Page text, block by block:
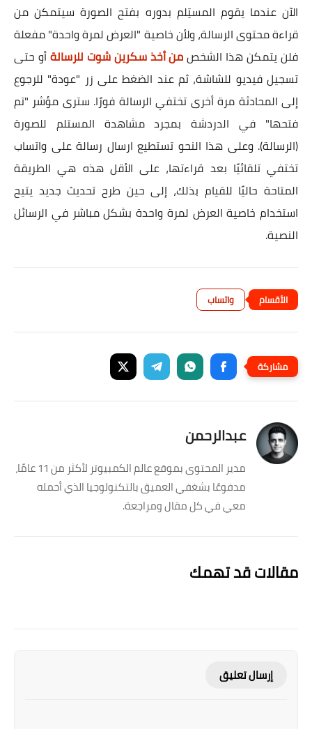
الآن عندما يقوم المستِلم بدوره بفتح الصورة سيتمكن من
قراءة محتوى الرسالة، ولأن خاصية "العرض لمرة واحدة" مفعلة
فلن يتمكن هذا الشخصمن أخذ سكرين شوت للرسالةأو حتى
تسجيل فيديو للشاشة، ثم عند الضغط على زر "عودة" للرجوع
إلى المحادثة مرة أخرى تختفي الرسالة فورًا. سترى مؤشر "تم
فتحها" في الدردشة بمجرد مشاهدة المستلم للصورة
(الرسالة). وعلى هذا النحو تستطيع ارسال رسالة على واتساب
تختفي تلقائيًا بعد قراءتها، على الأقل هذه هي الطريقة
المتاحة حاليًا للقيام بذلك، إلى حين طرح تحديث جديد يتيح
استخدام خاصية العرض لمرة واحدة بشكل مباشر في الرسائل
النصية.
واتساب
عبدالرحمن
مدير المحتوى بموقع عالم الكمبيوتر لأكثر من 11 عامًا،
مدفوعًا بشغفي العميق بالتكنولوجيا الذي أحمله
معي في كل مقال ومراجعة.
مقالات قد تهمك
إرسال تعليق